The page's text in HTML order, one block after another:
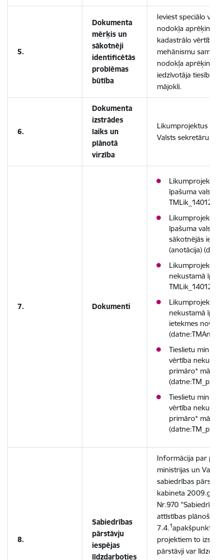
5.
Dokumenta
mērķis un
sākotnēji
identificētās
problēmas
būtība
Ieviest speciālo
nodokļa
kadastrālo
mehānismu
nodokļa
iedzīvotāja
mājokli.
6.
Dokumenta
izstrādes
laiks un
plānotā
virzība
Likumprojektus
Valsts sekretāru
7. Dokumenti
īpašuma
īpašuma
sākotnējās
(anotācija)
Likumprojekts
nekustamā
Likumprojekta
nekustamā
ietekmes
Tieslietu
vērtība
primāro*
Tieslietu
vērtība
primāro*
8.
Sabiedrības
pārstāvju
iespējas
līdzdarboties
Informācija par
ministrijas un
sabiedrības
kabineta
Nr.970
attīstības
7.4.1
projektiem to
pārstāvji var